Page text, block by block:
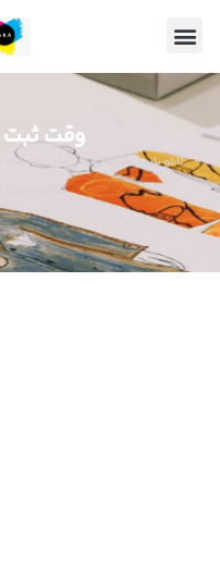
وقت
تابلو بانوی آفریقایی با دستار. یک
گوشواره‌های